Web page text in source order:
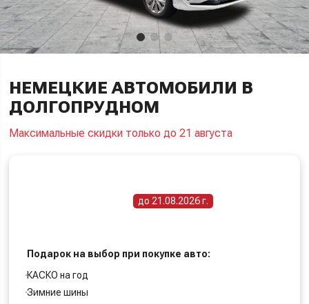
НЕМЕЦКИЕ АВТОМОБИЛИ В
ДОЛГОПРУДНОМ
Максимальные скидки только до 21 августа
до 21.08.2026 г.
Подарок на выбор при покупке авто:
КАСКО на год
Зимние шины